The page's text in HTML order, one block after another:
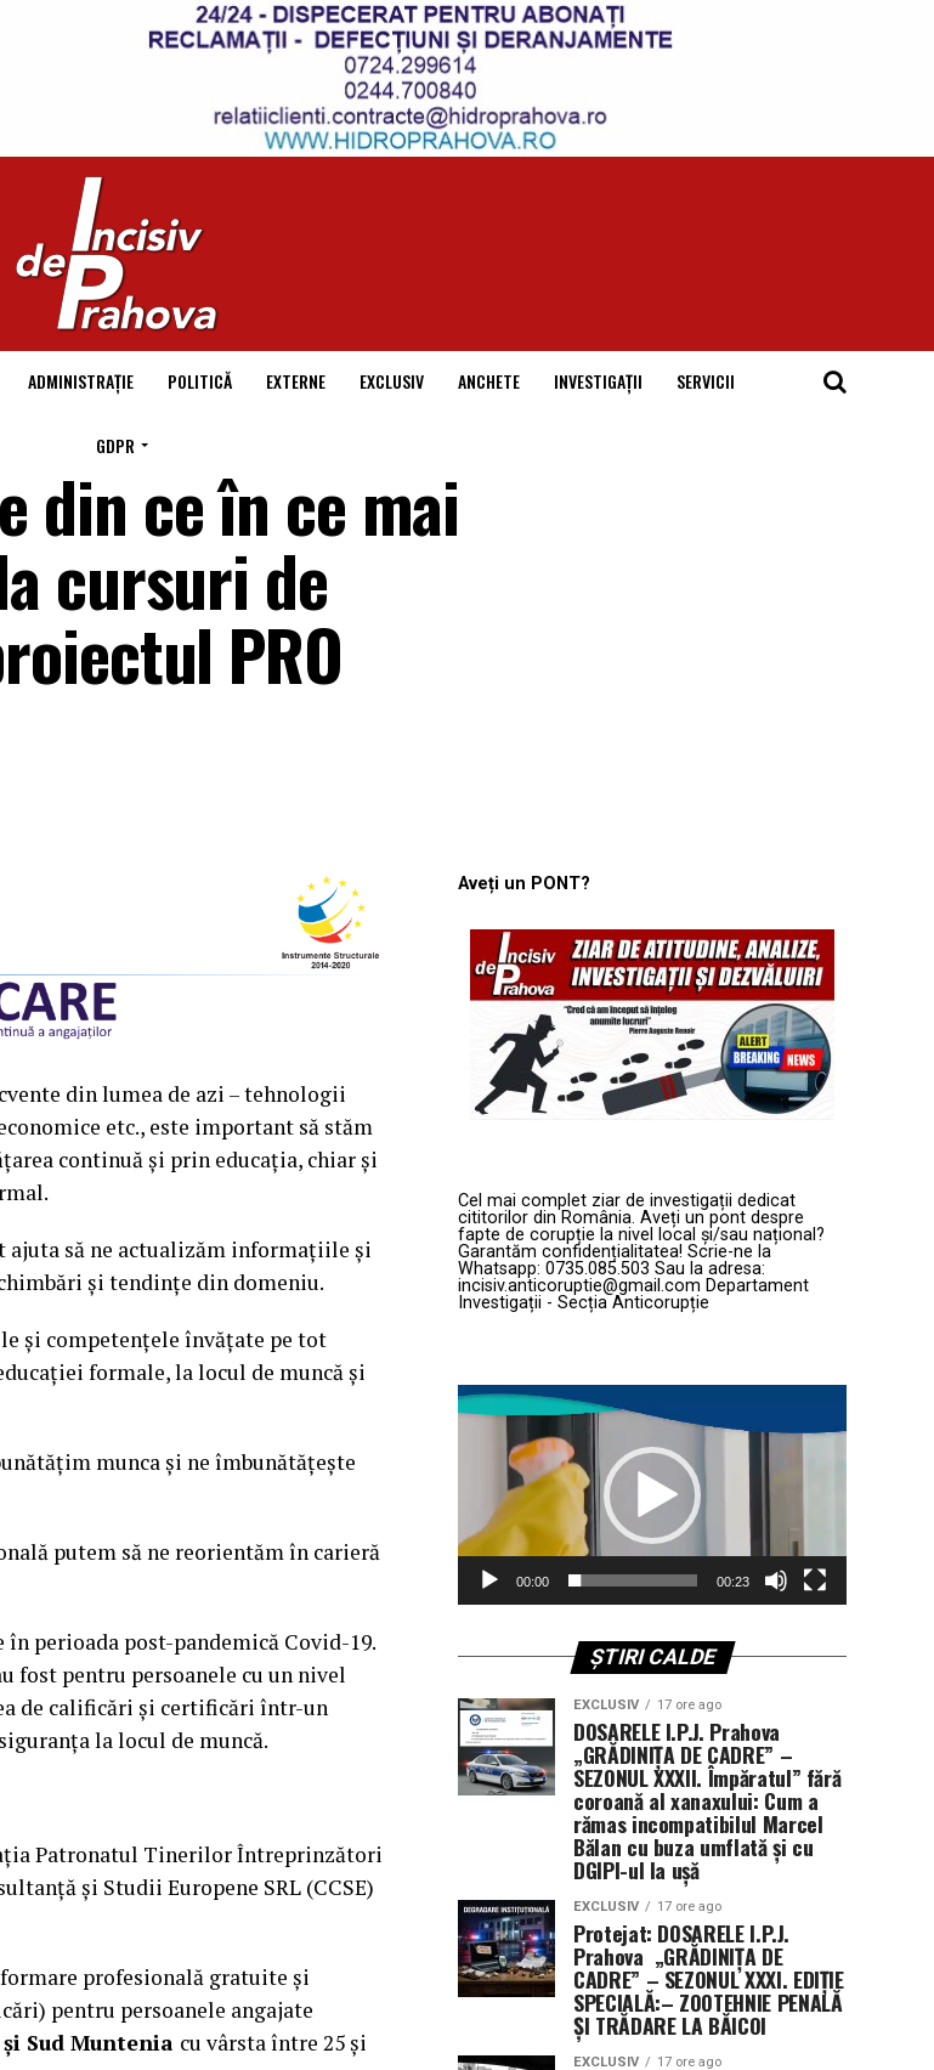
ADMINISTRAȚIE POLITICĂ EXTERNE EXCLUSIV ANCHETE INVESTIGAȚII SERVICII
GDPR
din ce în ce mai
cursuri de
PRO
din lumea de azi – tehnologii
etc., este important să stăm
continuă și prin educația, chiar și
ajuta să ne actualizăm informațiile și
și tendințe din domeniu.
și competențele învățate pe tot
formale, la locul de muncă și
munca și ne îmbunătățește
putem să ne reorientăm în carieră
perioada post-pandemică Covid-19.
fost pentru persoanele cu un nivel
de calificări și certificări într-un
la locul de muncă.
Patronatul Tinerilor Întreprinzători
și Studii Europene SRL (CCSE)
profesională gratuite și
pentru persoanele angajate
Sud Muntenia cu vârsta între 25 și
Aveți un PONT?
Cel mai complet ziar de investigații dedicat
cititorilor din România. Aveți un pont despre
fapte de corupție la nivel local și/sau național?
Garantăm confidențialitatea! Scrie-ne la
Whatsapp: 0735.085.503 Sau la adresa:
incisiv.anticoruptie@gmail.com Departament
Investigații - Secția Anticorupție
Player
video
00:00 00:23
ȘTIRI CALDE
EXCLUSIV 17 ore ago
DOSARELE I.P.J. Prahova
„GRĂDINIȚA DE CADRE” –
SEZONUL XXXII. Împăratul” fără
coroană al xanaxului: Cum a
rămas incompatibilul Marcel
Bălan cu buza umflată și cu
DGIPI-ul la ușă
EXCLUSIV 17 ore ago
Protejat: DOSARELE I.P.J.
Prahova „GRĂDINIȚA DE
CADRE” – SEZONUL XXXI. EDIȚIE
SPECIALĂ:– ZOOTEHNIE PENALĂ
ȘI TRĂDARE LA BĂICOI
EXCLUSIV 17 ore ago